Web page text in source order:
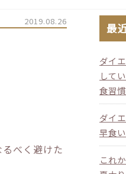
2019.08.26
べく避けた
最
ダイ
して
食習
ダイ
早食
これ